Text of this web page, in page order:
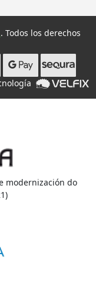
. Todos los derechos
modernización do